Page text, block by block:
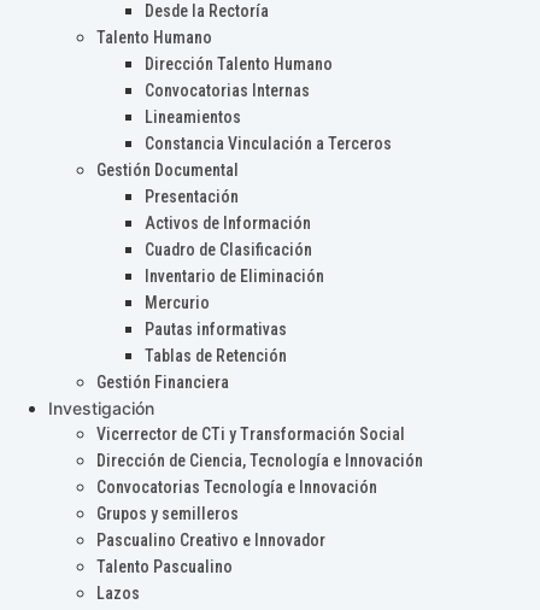
Desde la Rectoría
Talento Humano
Dirección Talento Humano
Convocatorias Internas
Lineamientos
Constancia Vinculación a Terceros
Gestión Documental
Presentación
Activos de Información
Cuadro de Clasificación
Inventario de Eliminación
Mercurio
Pautas informativas
Tablas de Retención
Gestión Financiera
Investigación
Vicerrector de CTi y Transformación Social
Dirección de Ciencia, Tecnología e Innovación
Convocatorias Tecnología e Innovación
Grupos y semilleros
Pascualino Creativo e Innovador
Talento Pascualino
Lazos